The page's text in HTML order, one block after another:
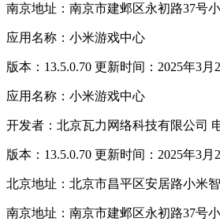
南京地址：南京市建邺区永初路37号
应用名称：小米游戏中心
版本：13.5.0.70 更新时间：2025年3月
应用名称：小米游戏中心
开发者：北京瓦力网络科技有限公司
版本：13.5.0.70 更新时间：2025年3月
北京地址：北京市昌平区安居路小米
南京地址：南京市建邺区永初路37号